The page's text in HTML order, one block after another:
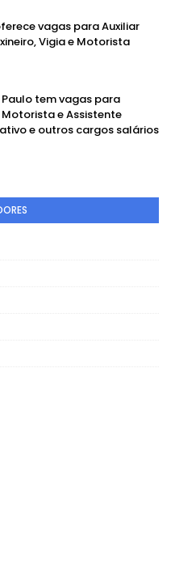
vagas para Auxiliar
Vigia e Motorista
tem vagas para
e Assistente
e outros cargos salários